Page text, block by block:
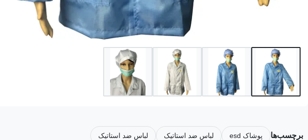
برچسب‌ها پوشاک esd لباس ضد استاتیک لباس ضد استاتیک